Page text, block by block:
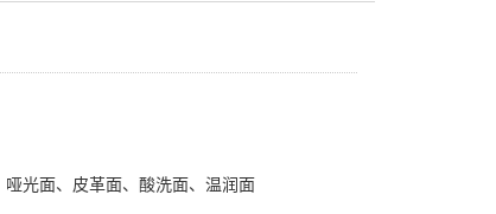
哑光面、皮革面、酸洗面、温润面